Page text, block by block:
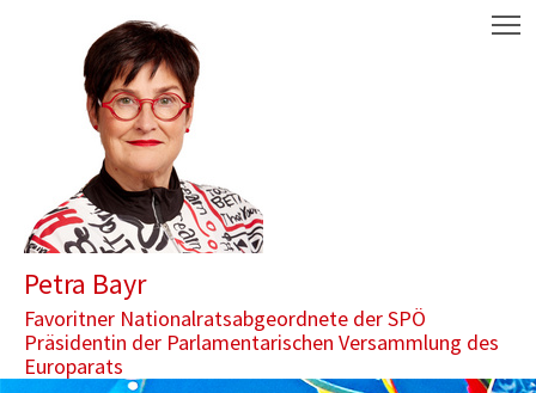
Aktuelle Seite: Bayr begrüßt Ministerratsbeschluss:
Petra Bayr
Favoritner Nationalratsabgeordnete der SPÖ
Präsidentin der Parlamentarischen Versammlung des
Europarats